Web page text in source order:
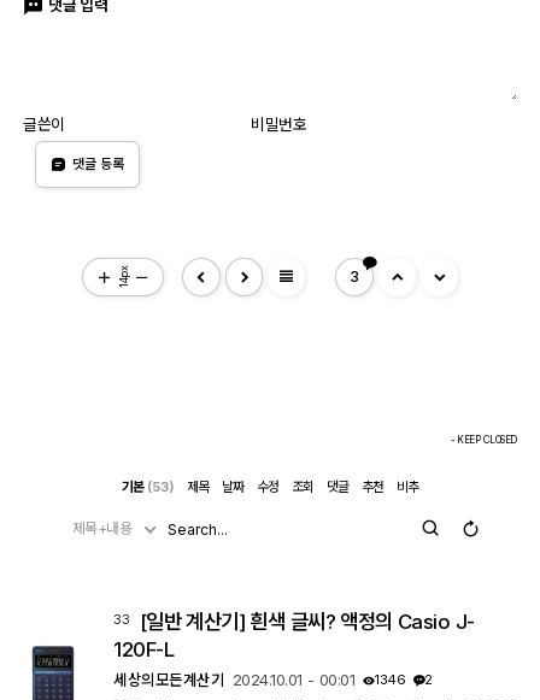
댓글 입력
글쓴이 비밀번호
댓글 등록
14px view_headline 3
- KEEP CLOSED
기본 (53) 제목 날짜 수정 조회 댓글 추천 비추
제목+내용
33
[일반 계산기] 흰색 글씨? 액정의 Casio J-
120F-L
세상의모든계산기 2024.10.01 - 00:01 1346 2